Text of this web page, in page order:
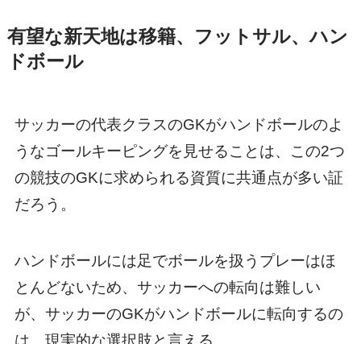
有望な新天地は移籍、フットサル、ハン
ドボール
サッカーの代表クラスのGKがハンドボールのよ
うなゴールキーピングを見せることは、この2つ
の競技のGKに求められる資質に共通点が多い証
だろう。
ハンドボールには足でボールを扱うプレーはほ
とんどないため、サッカーへの転向は難しい
が、サッカーのGKがハンドボールに転向するの
は、現実的な選択肢と言える。